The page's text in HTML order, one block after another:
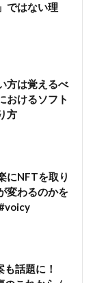
ではない理
方は覚えるべ
おけるソフト
方
にNFTを取り
変わるのかを
も話題に！